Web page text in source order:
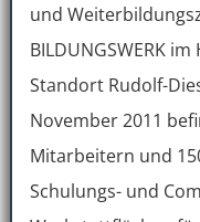
und
BILDUNGSWERK
Standort Rudolf-
November 2011
Mitarbeitern und
Schulungs- und